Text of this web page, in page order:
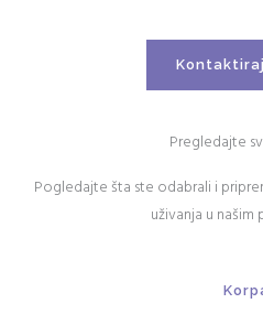
Pregledajte
Pogledajte šta ste odabrali i
uživanja u